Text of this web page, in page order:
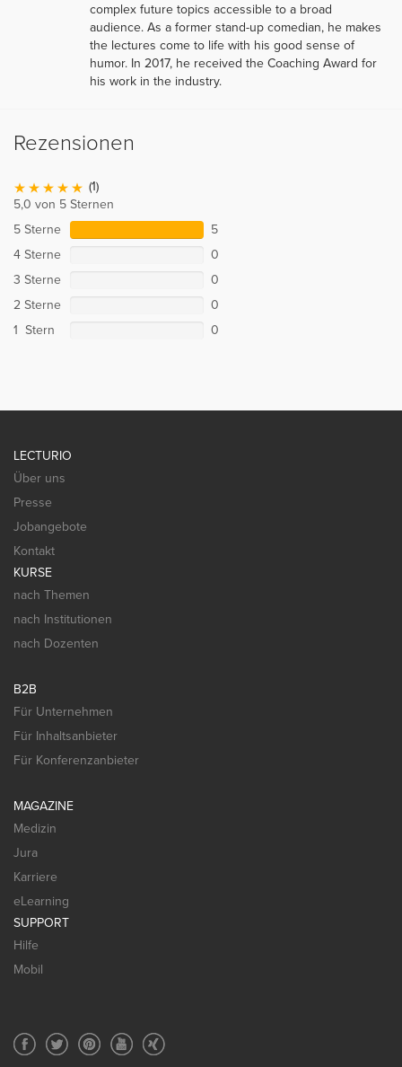
complex future topics accessible to a broad
audience. As a former stand-up comedian, he makes
the lectures come to life with his good sense of
humor. In 2017, he received the Coaching Award for
his work in the industry.
Rezensionen
(1)
5,0 von 5 Sternen
5 Sterne
5
4 Sterne
0
3 Sterne
0
2 Sterne
0
1 Stern
0
LECTURIO
Über uns
Presse
Jobangebote
Kontakt
KURSE
nach Themen
nach Institutionen
nach Dozenten
B2B
Für Unternehmen
Für Inhaltsanbieter
Für Konferenzanbieter
MAGAZINE
Medizin
Jura
Karriere
eLearning
SUPPORT
Hilfe
Mobil